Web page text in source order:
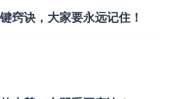
窍诀，大家要永远记住！